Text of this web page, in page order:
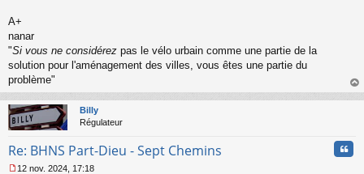
A+
nanar
"Si vous ne considérez pas le vélo urbain comme une partie de la
solution pour l'aménagement des villes, vous êtes une partie du
problème"
au
Billy
Régulateur
Re: BHNS Part-Dieu - Sept Chemins
12 nov. 2024, 17:18